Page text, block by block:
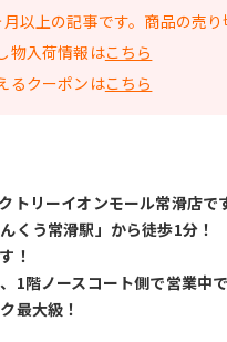
以上の記事です。商品の売
物入荷情報はこちら
るクーポンはこちら
トリーイオンモール常滑店で
くう常滑駅」から徒歩1分！
！
1階ノースコート側で営業中
最大級！